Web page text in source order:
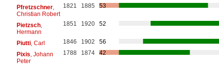
Pfretzschner,
Christian Robert
1821 1885 53
Pietzsch,
Hermann
1851 1920 52
Piutti, Carl 1846 1902
56
Pixis , Johann
Peter
1788 1874 42